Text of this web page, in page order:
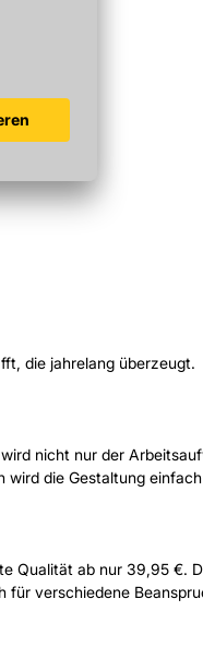
die jahrelang überzeugt.
nicht nur der
die Gestaltung
Qualität ab nur 39,95 €.
verschiedene